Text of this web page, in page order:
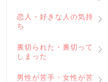
恋人・好きな人の気持
ち
裏切られた・裏切って
しまった
男性が苦手・女性が苦